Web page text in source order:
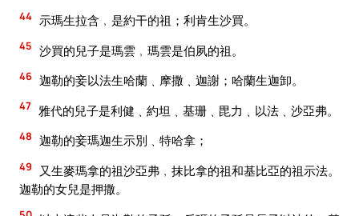
44 示瑪生拉含﹐是約干的祖；利肯生沙買。
45 沙買的兒子是瑪雲﹐瑪雲是伯夙的祖。
46 迦勒的妾以法生哈蘭﹑摩撒﹑迦謝；哈蘭生迦卸。
47 雅代的兒子是利健﹑約坦﹑基珊﹑毘力﹑以法﹑沙亞弗。
48 迦勒的妾瑪迦生示別﹑特哈拿；
49
又生麥瑪拿的祖沙亞弗﹐抹比拿的祖和基比亞的祖示法。
迦勒的女兒是押撒。